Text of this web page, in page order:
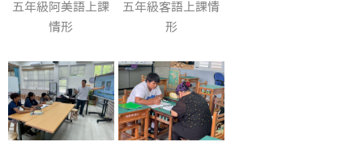
五年級阿美語上課
情形
五年級客語上課情
形